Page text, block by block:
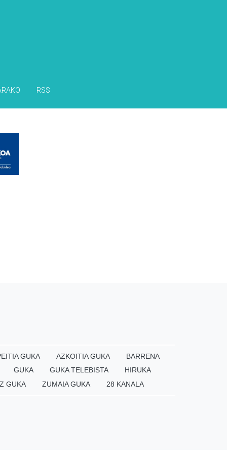
RSS
GUKA AZKOITIA GUKA
BARRENA
GUKA GUKA TELEBISTA
HIRUKA
GUKA ZUMAIA GUKA 28 KANALA